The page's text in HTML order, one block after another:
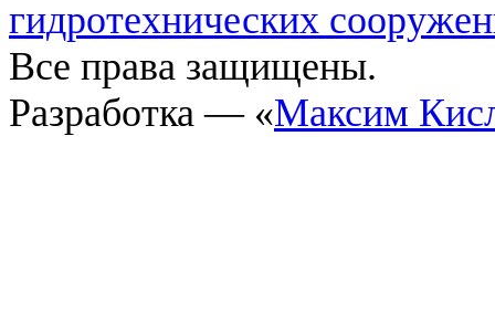
гидротехнических
Все права защищены.
Разработка — «Максим